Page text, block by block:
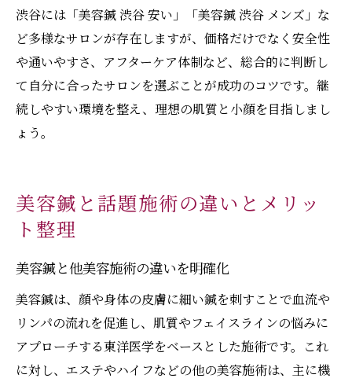
渋谷には「美容鍼 渋谷 安い」「美容鍼 渋谷 メンズ」な
ど多様なサロンが存在しますが、価格だけでなく安全性
や通いやすさ、アフターケア体制など、総合的に判断し
て自分に合ったサロンを選ぶことが成功のコツです。継
続しやすい環境を整え、理想の肌質と小顔を目指しまし
ょう。
美容鍼と話題施術の違いとメリッ
ト整理
美容鍼と他美容施術の違いを明確化
美容鍼は、顔や身体の皮膚に細い鍼を刺すことで血流や
リンパの流れを促進し、肌質やフェイスラインの悩みに
アプローチする東洋医学をベースとした施術です。これ
に対し、エステやハイフなどの他の美容施術は、主に機